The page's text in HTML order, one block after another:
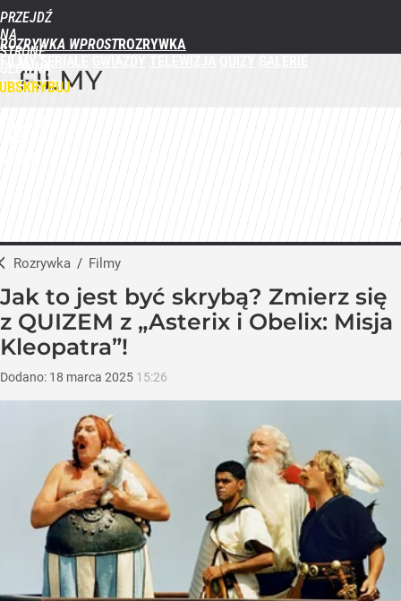
PRZEJDŹ
NA
STRONĘ
GŁÓWNĄ
WPROST.PL
ROZRYWKA WPROST
FILMY
Rozrywka / Filmy
Jak to jest być skrybą? Zmierz się
z QUIZEM z „Asterix i Obelix: Misja
Kleopatra”!
Dodano: 18 marca 2025 15:26